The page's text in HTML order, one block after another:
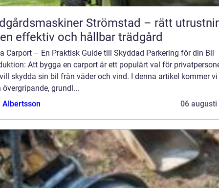
Strömstad – rätt
effektiv och hållbar trädgård
Carport – En Praktisk Guide till Skyddad Parkering för din Bil
Att bygga en carport är ett populärt val för
skydda sin bil från väder och vind. I denna artikel kommer
övergripande, grundl...
Albertsson
06 augusti